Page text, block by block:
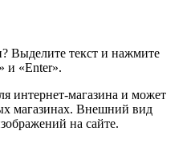
Выделите текст и нажмите
и «Enter».
интернет-магазина и может
магазинах. Внешний вид
на сайте.